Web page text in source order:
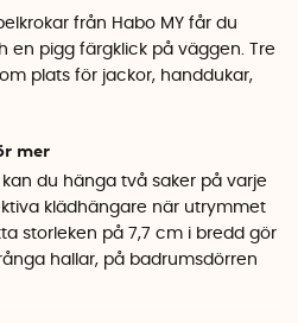
från Habo MY får du
en pigg färgklick på väggen. Tre
plats för jackor, handdukar,
mer
du hänga två saker på varje
klädhängare när utrymmet
storleken på 7,7 cm i bredd gör
hallar, på badrumsdörren